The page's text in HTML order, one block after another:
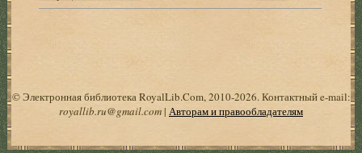
© Электронная библиотека RoyalLib.Com, 2010-2026. Контактный e-mail:
royallib.ru@gmail.com| Авторам и правообладателям